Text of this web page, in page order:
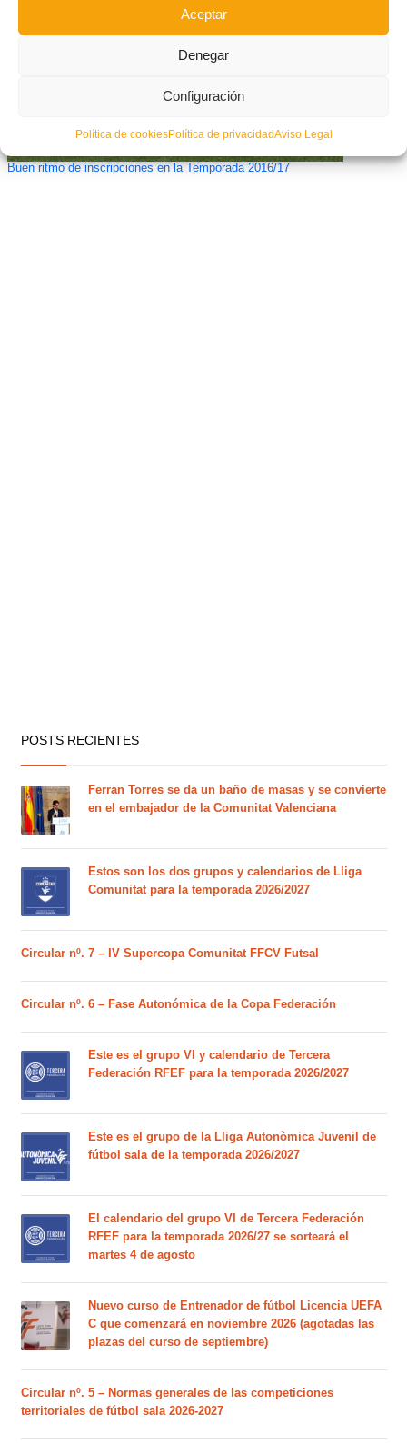
Aceptar
Denegar
Configuración
Política de cookiesPolítica de privacidadAviso Legal
Buen ritmo de inscripciones en la Temporada 2016/17
POSTS RECIENTES
Ferran Torres se da un baño de masas y se convierte
en el embajador de la Comunitat Valenciana
Estos son los dos grupos y calendarios de Lliga
Comunitat para la temporada 2026/2027
Circular nº. 7 – IV Supercopa Comunitat FFCV Futsal
Circular nº. 6 – Fase Autonómica de la Copa Federación
Este es el grupo VI y calendario de Tercera
Federación RFEF para la temporada 2026/2027
Este es el grupo de la Lliga Autonòmica Juvenil de
fútbol sala de la temporada 2026/2027
El calendario del grupo VI de Tercera Federación
RFEF para la temporada 2026/27 se sorteará el
martes 4 de agosto
Nuevo curso de Entrenador de fútbol Licencia UEFA
C que comenzará en noviembre 2026 (agotadas las
plazas del curso de septiembre)
Circular nº. 5 – Normas generales de las competiciones
territoriales de fútbol sala 2026-2027